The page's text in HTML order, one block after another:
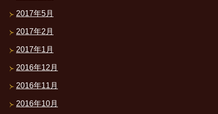
2017年5月
2017年2月
2017年1月
2016年12月
2016年11月
2016年10月